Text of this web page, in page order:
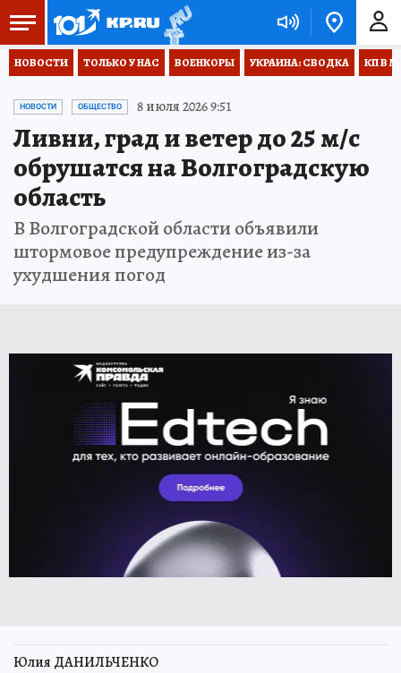
НОВОСТИ ТОЛЬКО У НАС ВОЕНКОРЫ УКРАИНА: СВОДКА КП В
НОВОСТИ ОБЩЕСТВО 8 июля 2026 9:51
Ливни, град и ветер до 25 м/с
обрушатся на Волгоградскую
область
В Волгоградской области объявили
штормовое предупреждение из-за
ухудшения погод
Юлия ДАНИЛЬЧЕНКО